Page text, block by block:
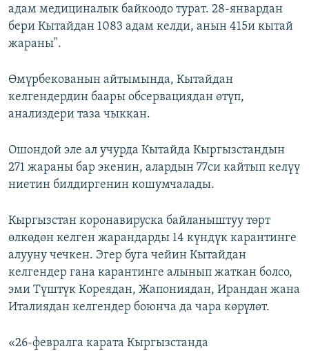
адам медициналык байкоодо турат. 28-январдан
бери Кытайдан 1083 адам келди, анын 415и кытай
жараны".
Өмүрбекованын айтымында, Кытайдан
келгендердин баары обсервациядан өтүп,
анализдери таза чыккан.
Ошондой эле ал учурда Кытайда Кыргызстандын
271 жараны бар экенин, алардын 77си кайтып келүү
ниетин билдиргенин кошумчалады.
Кыргызстан коронавируска байланыштуу төрт
өлкөдөн келген жарандарды 14 күндүк карантинге
алууну чечкен. Эгер буга чейин Кытайдан
келгендер гана карантинге алынып жаткан болсо,
эми Түштүк Кореядан, Жапониядан, Ирандан жана
Италиядан келгендер боюнча да чара көрүлөт.
«26-февралга карата Кыргызстанда